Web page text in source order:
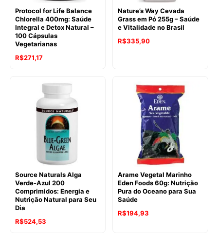
Protocol for Life Balance
Chlorella 400mg: Saúde
Integral e Detox Natural –
100 Cápsulas
Vegetarianas
R$271,17
Nature’s Way Cevada
Grass em Pó 255g – Saúde
e Vitalidade no Brasil
R$335,90
Source Naturals Alga
Verde-Azul 200
Comprimidos: Energia e
Nutrição Natural para Seu
Dia
R$524,53
Arame Vegetal Marinho
Eden Foods 60g: Nutrição
Pura do Oceano para Sua
Saúde
R$194,93